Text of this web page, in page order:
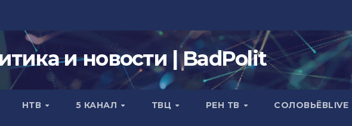
и новости | BadPolit
НТВ 5 КАНАЛ ТВЦ РЕН ТВ СОЛОВЬЁВLIVE